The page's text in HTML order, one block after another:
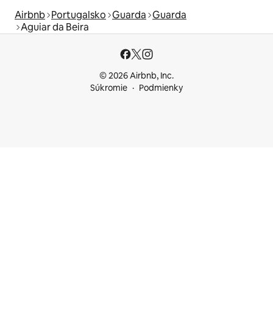
Airbnb Portugalsko Guarda Guarda
Aguiar da Beira
© 2026 Airbnb, Inc.
Súkromie
Podmienky